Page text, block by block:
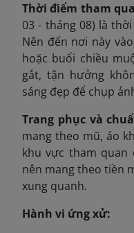
Thời điểm tham
03 - tháng 08) là
Nên đến nơi này
hoặc buổi chiều
gắt, tận hưởng
sáng đẹp để chụp
Trang phục và
mang theo mũ, áo
khu vực tham quan
nên mang theo tiền
xung quanh.
Hành vi ứng xử: